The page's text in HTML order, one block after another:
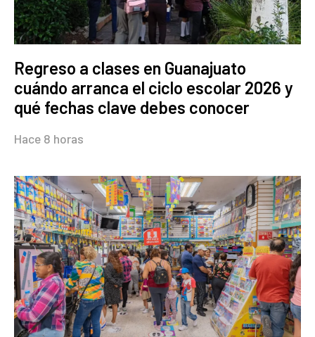
Regreso a clases en Guanajuato
cuándo arranca el ciclo escolar 2026 y
qué fechas clave debes conocer
Hace 8 horas